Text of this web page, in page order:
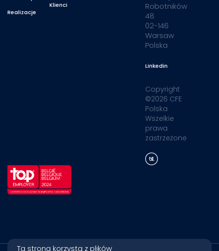
Realizacje
Klienci
Robotników
48
02-146
Warsaw
Polska
Linkedin
Copyright
©2026 CFE
Polska
Wszelkie
prawa
zastrzeżone
Ta strona korzysta z plików